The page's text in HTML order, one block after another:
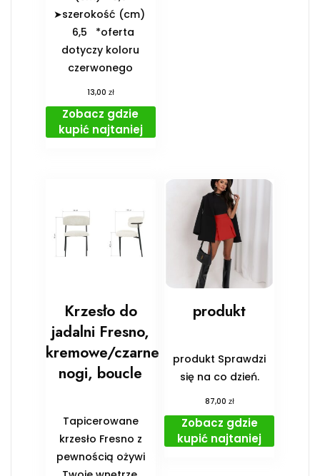
➤szerokość (cm)
6,5 *oferta
dotyczy koloru
czerwonego
13,00 zł
Zobacz gdzie
kupić najtaniej
Krzesło do
jadalni Fresno,
kremowe/czarne
nogi, boucle
Tapicerowane
krzesło Fresno z
pewnością ożywi
produkt
produkt Sprawdzi
się na co dzień.
87,00 zł
Zobacz gdzie
kupić najtaniej